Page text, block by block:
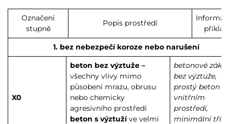
Označení
stupně
Popis prostředí
1. bez nebezpečí koroze nebo narušení
X0
beton bez výztuže –
všechny vlivy mimo
působení mrazu, obrusu
nebo chemicky
agresivního prostředí
beton s výztužíve velmi
betonové
bez výztuže,
prostý beton
vnitřním
prostředí,
minimální